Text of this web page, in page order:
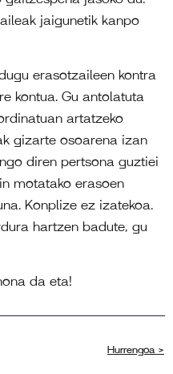
jaigunetik kanpo
erasotzaileen kontra
kontua. Gu antolatuta
artatzeko
gizarte osoarena izan
diren pertsona guztiei
motatako erasoen
Konplize ez izatekoa.
hartzen badute, gu
da eta!
Hurrengoa >